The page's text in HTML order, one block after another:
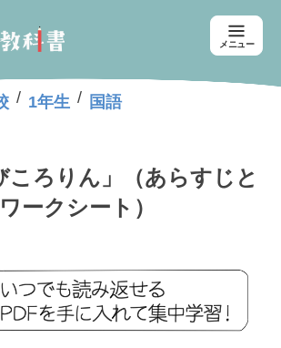
メニュー
/ 1年生 / 国語
ころりん」（あらすじと
ワークシート）